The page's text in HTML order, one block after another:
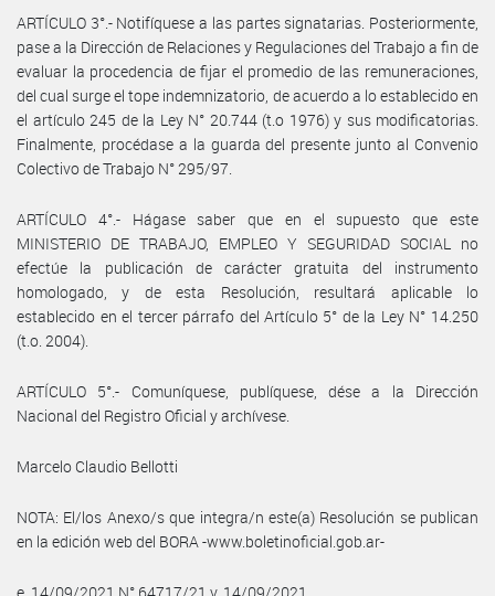
ARTÍCULO 3°.- Notifíquese a las partes signatarias. Posteriormente,
pase a la Dirección de Relaciones y Regulaciones del Trabajo a fin de
evaluar la procedencia de fijar el promedio de las remuneraciones,
del cual surge el tope indemnizatorio, de acuerdo a lo establecido en
el artículo 245 de la Ley N° 20.744 (t.o 1976) y sus modificatorias.
Finalmente, procédase a la guarda del presente junto al Convenio
Colectivo de Trabajo N° 295/97.
ARTÍCULO 4°.- Hágase saber que en el supuesto que este
MINISTERIO DE TRABAJO, EMPLEO Y SEGURIDAD SOCIAL no
efectúe la publicación de carácter gratuita del instrumento
homologado, y de esta Resolución, resultará aplicable lo
establecido en el tercer párrafo del Artículo 5° de la Ley N° 14.250
(t.o. 2004).
ARTÍCULO 5°.- Comuníquese, publíquese, dése a la Dirección
Nacional del Registro Oficial y archívese.
Marcelo Claudio Bellotti
NOTA: El/los Anexo/s que integra/n este(a) Resolución se publican
en la edición web del BORA -www.boletinoficial.gob.ar-
e. 14/09/2021 N° 64717/21 v. 14/09/2021